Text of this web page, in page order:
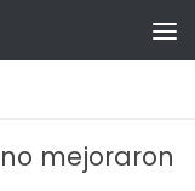
mejoraron